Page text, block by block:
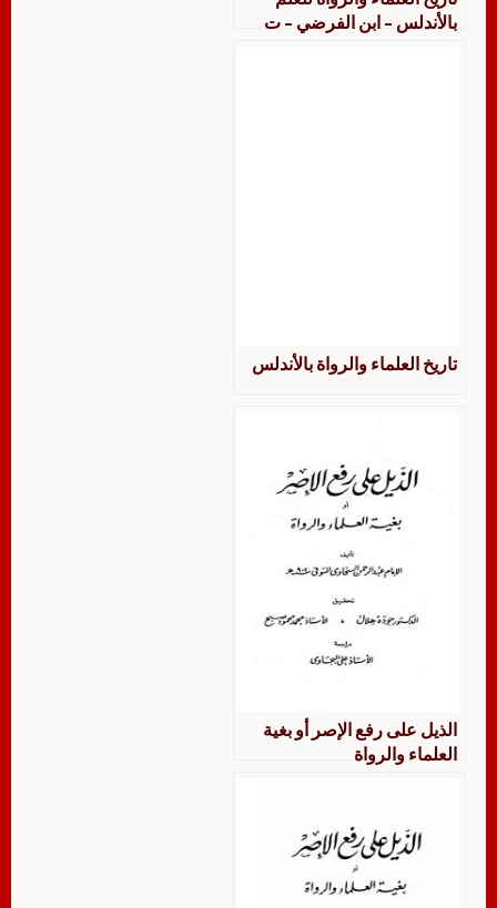
بالأندلس – ابن الفرضي – ت
تاريخ العلماء والرواة بالأندلس
الذيل على رفع الإصر أو بغية
العلماء والرواة